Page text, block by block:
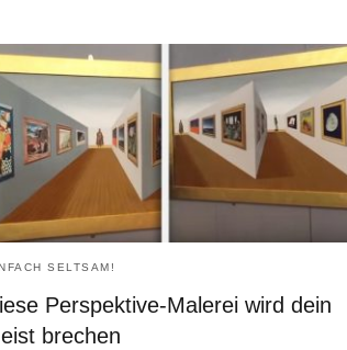
SELTSAM!
Perspektive-Malerei wird dein
brechen